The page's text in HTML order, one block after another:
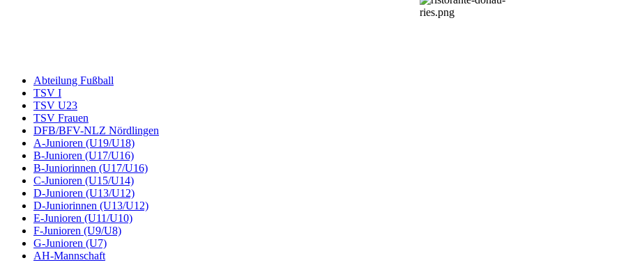
Abteilung Fußball
TSV I
TSV U23
TSV Frauen
DFB/BFV-NLZ Nördlingen
A-Junioren (U19/U18)
B-Junioren (U17/U16)
B-Juniorinnen (U17/U16)
C-Junioren (U15/U14)
D-Junioren (U13/U12)
D-Juniorinnen (U13/U12)
E-Junioren (U11/U10)
F-Junioren (U9/U8)
G-Junioren (U7)
AH-Mannschaft